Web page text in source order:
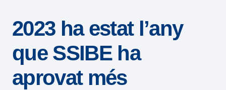
sistema
accesibilidad.
2023 ha estat l’any
que SSIBE ha
aprovat més